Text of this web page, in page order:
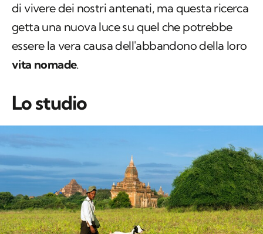
di vivere dei nostri antenati, ma questa ricerca
getta una nuova luce su quel che potrebbe
essere la vera causa dell'abbandono della loro
vita nomade.
Lo studio